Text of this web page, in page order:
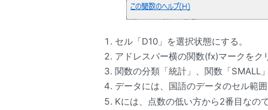
セル「D10」を選択状態にする。
アドレスバー横の関数(fx)マークを
関数の分類「統計」、関数「SMALL
データには、国語のデータのセル範囲
Kには、点数の低い方から2番目なの